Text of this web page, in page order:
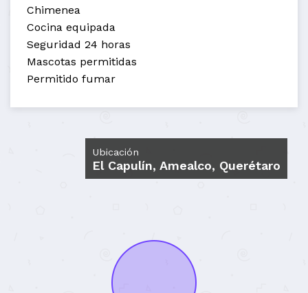
Chimenea
Cocina equipada
Seguridad 24 horas
Mascotas permitidas
Permitido fumar
Ubicación
El Capulín, Amealco, Querétaro